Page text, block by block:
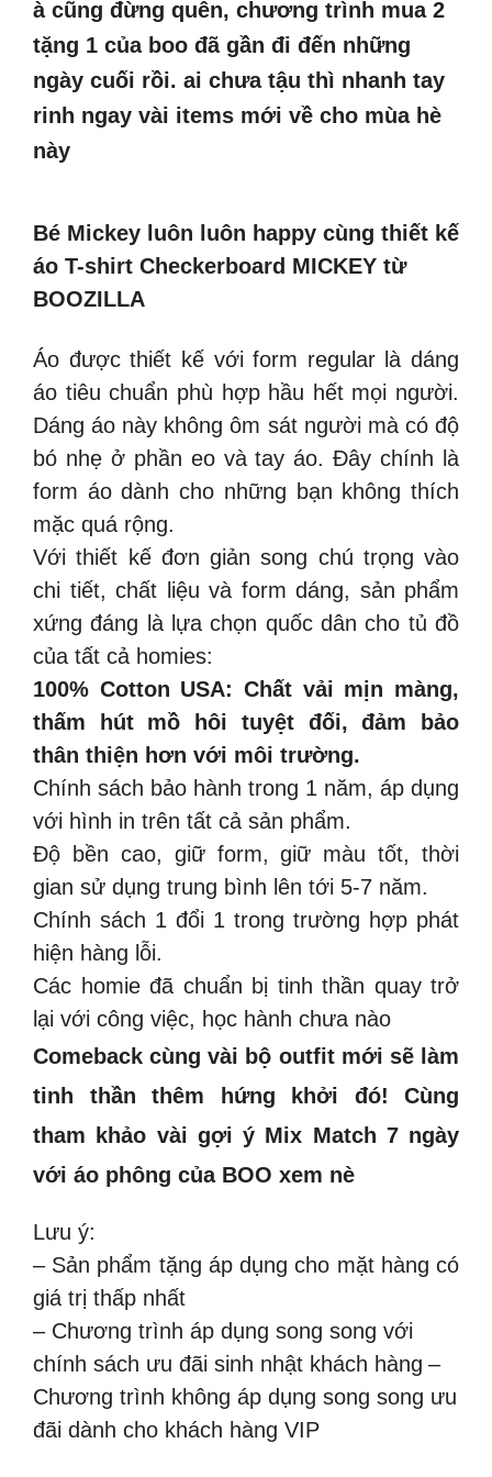
à cũng đừng quên, chương trình mua 2
tặng 1 của boo đã gần đi đến những
ngày cuối rồi. ai chưa tậu thì nhanh tay
rinh ngay vài items mới về cho mùa hè
này
Bé Mickey luôn luôn happy cùng thiết kế
áo T-shirt Checkerboard MICKEY từ
BOOZILLA
Áo được thiết kế với form regular là dáng
áo tiêu chuẩn phù hợp hầu hết mọi người.
Dáng áo này không ôm sát người mà có độ
bó nhẹ ở phần eo và tay áo. Đây chính là
form áo dành cho những bạn không thích
mặc quá rộng.
Với thiết kế đơn giản song chú trọng vào
chi tiết, chất liệu và form dáng, sản phẩm
xứng đáng là lựa chọn quốc dân cho tủ đồ
của tất cả homies:
️100% Cotton USA: Chất vải mịn màng,
thấm hút mồ hôi tuyệt đối, đảm bảo
thân thiện hơn với môi trường.
️Chính sách bảo hành trong 1 năm, áp dụng
với hình in trên tất cả sản phẩm.
️Độ bền cao, giữ form, giữ màu tốt, thời
gian sử dụng trung bình lên tới 5-7 năm.
️Chính sách 1 đổi 1 trong trường hợp phát
hiện hàng lỗi.
Các homie đã chuẩn bị tinh thần quay trở
lại với công việc, học hành chưa nào
Comeback cùng vài bộ outfit mới sẽ làm
tinh thần thêm hứng khởi đó! Cùng
tham khảo vài gợi ý Mix Match 7 ngày
với áo phông của BOO xem nè
Lưu ý:
– Sản phẩm tặng áp dụng cho mặt hàng có
giá trị thấp nhất
– Chương trình áp dụng song song với
chính sách ưu đãi sinh nhật khách hàng –
Chương trình không áp dụng song song ưu
đãi dành cho khách hàng VIP